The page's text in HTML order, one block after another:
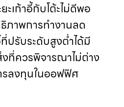
ะเก้าอี้กับโต้ะไม่ดีพอ
ภาพการทำงานลด
ปรับระดับสูงต่ำได้มี
ที่ควรพิจารณาไม่ต่าง
ลงทุนในออฟฟิศ